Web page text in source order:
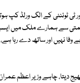
ٹوئنٹی کے الگ ورلڈ کپ
سے ہمارے ملک میں
وفا نہیں اور ساتھ دے رہا
دیتا، چاہے وزیر اعظم